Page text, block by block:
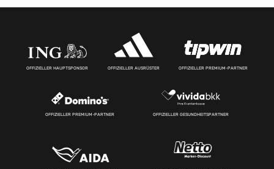
OFFIZIELLER HAUPTSPONSOR OFFIZIELLER AUSRÜSTER OFFIZIELLER PREMIUM-PARTNER
OFFIZIELLER PREMIUM-PARTNER OFFIZIELLER GESUNDHEITSPARTNER